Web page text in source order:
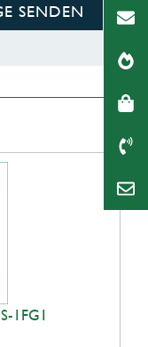
SENDEN
1FG1